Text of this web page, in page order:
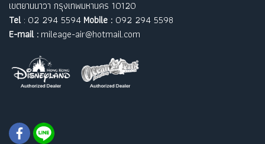
เขตยานนาวา กรุงเทพมหานคร 10120
Tel: 02 294 5594 Mobile : 092 294 5598
E-mail : mileage-air@hotmail.com